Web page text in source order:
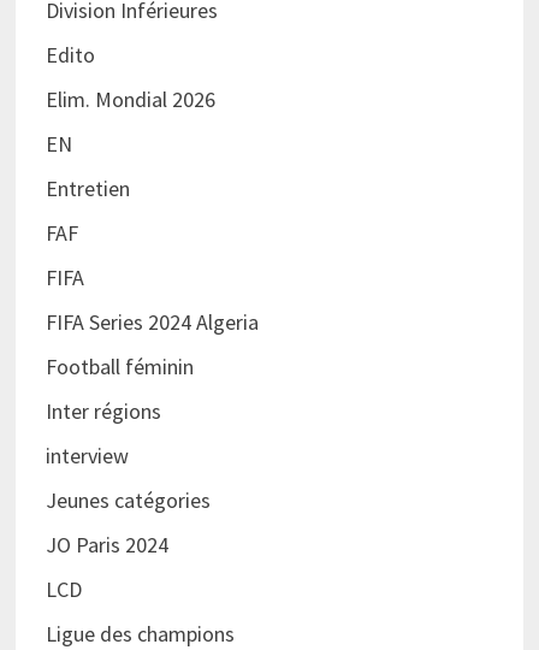
Division Inférieures
Edito
Elim. Mondial 2026
EN
Entretien
FAF
FIFA
FIFA Series 2024 Algeria
Football féminin
Inter régions
interview
Jeunes catégories
JO Paris 2024
LCD
Ligue des champions